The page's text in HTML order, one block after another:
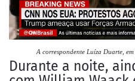
A correspondente Luíza Duarte,
Durante a noite,